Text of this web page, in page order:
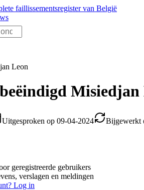
faillissementsregister van België
Leon
Misiedjan
Uitgesproken op 09-04-2024 Bijgewerkt
geregistreerde gebruikers
verslagen en meldingen
Log in